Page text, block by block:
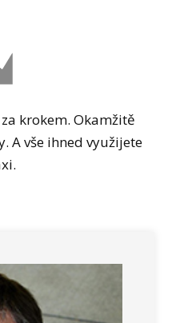
krokem. Okamžitě
A vše ihned využijete